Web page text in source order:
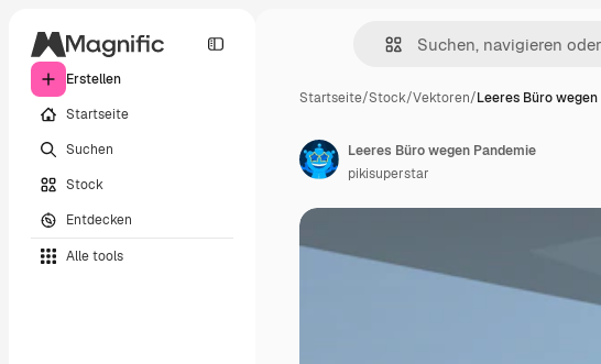
Erstellen
Startseite
Suchen
Stock
Entdecken
Alle tools
Startseite/Stock/Vektoren/Leeres Büro wegen
Leeres Büro wegen Pandemie
pikisuperstar